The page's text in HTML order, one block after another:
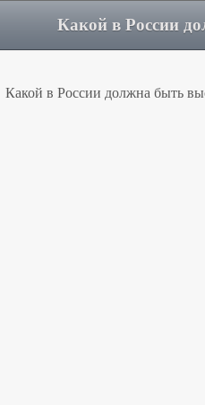
Какой в России должна быть